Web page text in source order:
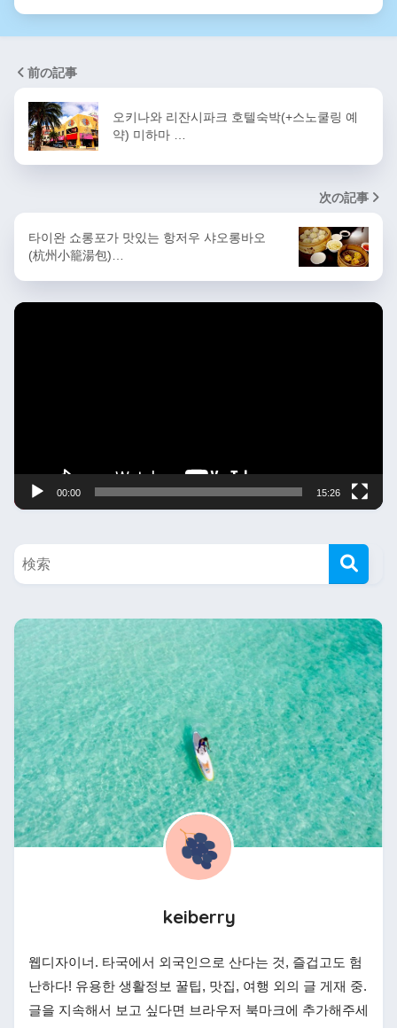
前の記事
오키나와 리잔시파크 호텔숙박(+스노쿨링 예
약) 미하마 …
次の記事
타이완 쇼롱포가 맛있는 항저우 샤오롱바오
(杭州小籠湯包)…
동
00:00 15:26
keiberry
웹디자이너. 타국에서 외국인으로 산다는 것, 즐겁고도 험
난하다! 유용한 생활정보 꿀팁, 맛집, 여행 외의 글 게재 중.
글을 지속해서 보고 싶다면 브라우저 북마크에 추가해주세